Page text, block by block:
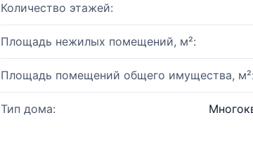
Количество этажей:
Площадь нежилых помещений, м²:
Площадь помещений общего имущества, м²:
Тип дома: